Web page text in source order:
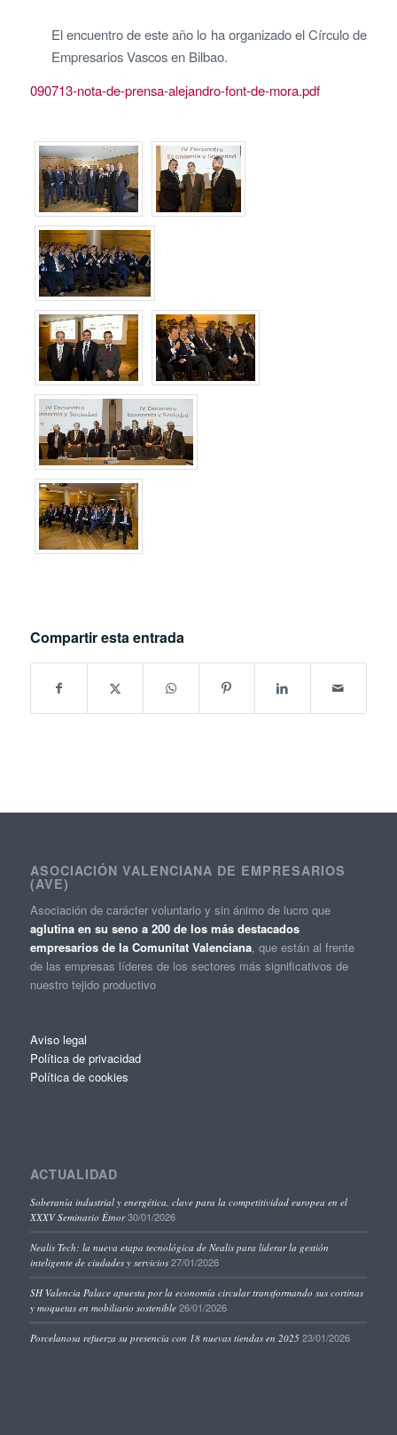
El encuentro de este año lo ha organizado el Círculo de
Empresarios Vascos en Bilbao.
090713-nota-de-prensa-alejandro-font-de-mora.pdf
Compartir esta entrada
ASOCIACIÓN VALENCIANA DE EMPRESARIOS
(AVE)
Asociación de carácter voluntario y sin ánimo de lucro que
aglutina en su seno a 200 de los más destacados
empresarios de la Comunitat Valenciana, que están al frente
de las empresas líderes de los sectores más significativos de
nuestro tejido productivo
Aviso legal
Política de privacidad
Política de cookies
ACTUALIDAD
Soberanía industrial y energética, clave para la competitividad europea en el
XXXV Seminario Étnor 30/01/2026
Nealis Tech: la nueva etapa tecnológica de Nealis para liderar la gestión
inteligente de ciudades y servicios 27/01/2026
SH Valencia Palace apuesta por la economía circular transformando sus cortinas
y moquetas en mobiliario sostenible 26/01/2026
Porcelanosa refuerza su presencia con 18 nuevas tiendas en 2025 23/01/2026